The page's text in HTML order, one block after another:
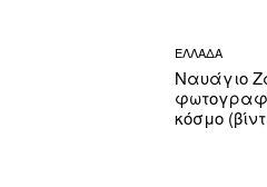
ΕΛΛΑΔΑ
Ναυάγιο
κόσμο